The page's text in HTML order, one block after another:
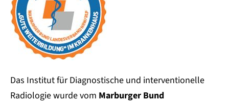
Das Institut für Diagnostische und interventionelle
Radiologie wurde vom Marburger Bund